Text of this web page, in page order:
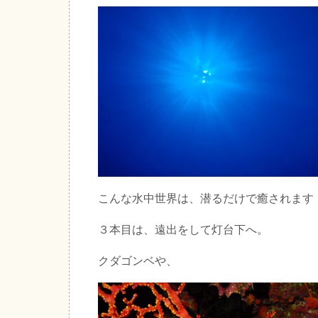
こんな水中世界は、潜るだけで癒されます
３本目は、遠出をして灯台下へ。
クダゴンベや、